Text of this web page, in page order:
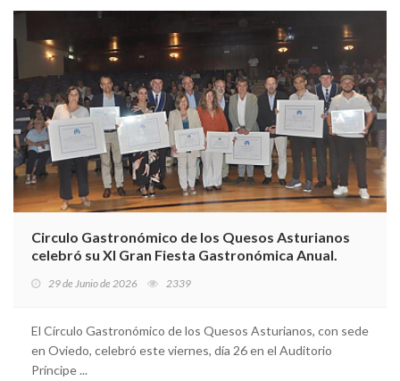
Circulo Gastronómico de los Quesos Asturianos
celebró su XI Gran Fiesta Gastronómica Anual.
29 de Junio de 2026 2339
El Círculo Gastronómico de los Quesos Asturianos, con sede
en Oviedo, celebró este viernes, día 26 en el Auditorio
Príncipe ...